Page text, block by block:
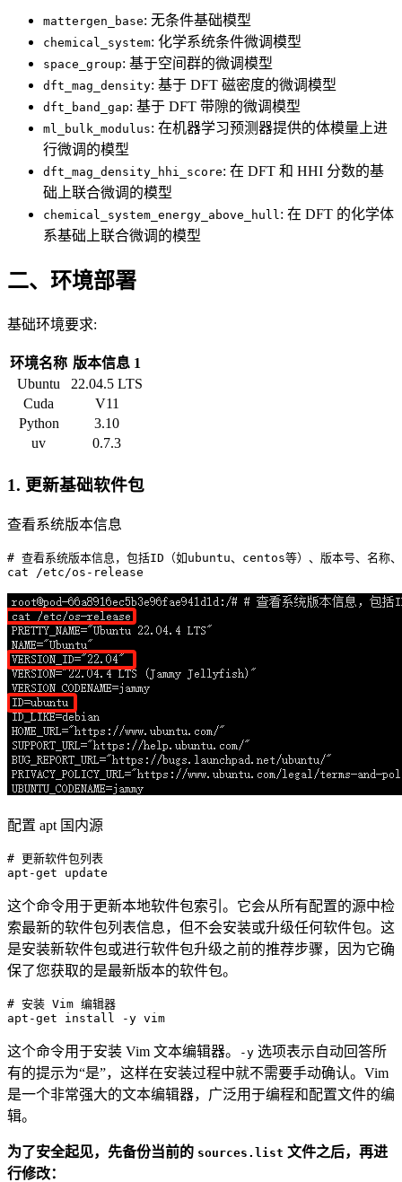
mattergen_base: 无条件基础模型
chemical_system: 化学系统条件微调模型
space_group: 基于空间群的微调模型
dft_mag_density: 基于 DFT 磁密度的微调模型
dft_band_gap: 基于 DFT 带隙的微调模型
ml_bulk_modulus: 在机器学习预测器提供的体模量上进
行微调的模型
dft_mag_density_hhi_score: 在 DFT 和 HHI 分数的基
础上联合微调的模型
chemical_system_energy_above_hull: 在 DFT 的化学体
系基础上联合微调的模型
二、环境部署
基础环境要求:
环境名称 版本信息 1
Ubuntu
22.04.5 LTS
Cuda
V11
Python
3.10
uv
0.7.3
1. 更新基础软件包
查看系统版本信息
# 查看系统版本信息，包括ID（如ubuntu、centos等）、版本号、名称
cat
配置 apt 国内源
# 更新软件包列表
apt-get
这个命令用于更新本地软件包索引。它会从所有配置的源中检
索最新的软件包列表信息，但不会安装或升级任何软件包。这
是安装新软件包或进行软件包升级之前的推荐步骤，因为它确
保了您获取的是最新版本的软件包。
# 安装 Vim 编辑器
apt-get
这个命令用于安装 Vim 文本编辑器。 -y 选项表示自动回答所
有的提示为“是”，这样在安装过程中就不需要手动确认。Vim
是一个非常强大的文本编辑器，广泛用于编程和配置文件的编
辑。
为了安全起见，先备份当前的 sources.list 文件之后，再进
行修改：